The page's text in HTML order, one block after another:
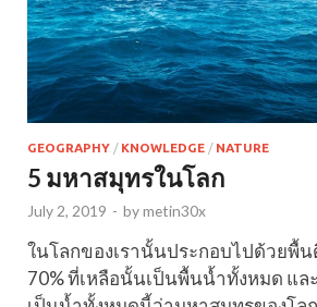
GEOGRAPHY / KNOWLEDGE / NATURE
5 มหาสมุทรในโลก
July 2, 2019 - bymetin30x
ในโลกของเรานั้นประกอบไปด้วยพื้
70% ที่เหลือนั้นเป็นพื้นน้ำทั้งหมด แล